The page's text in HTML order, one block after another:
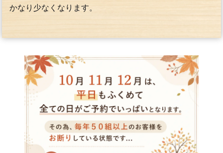
かなり少なくなります。